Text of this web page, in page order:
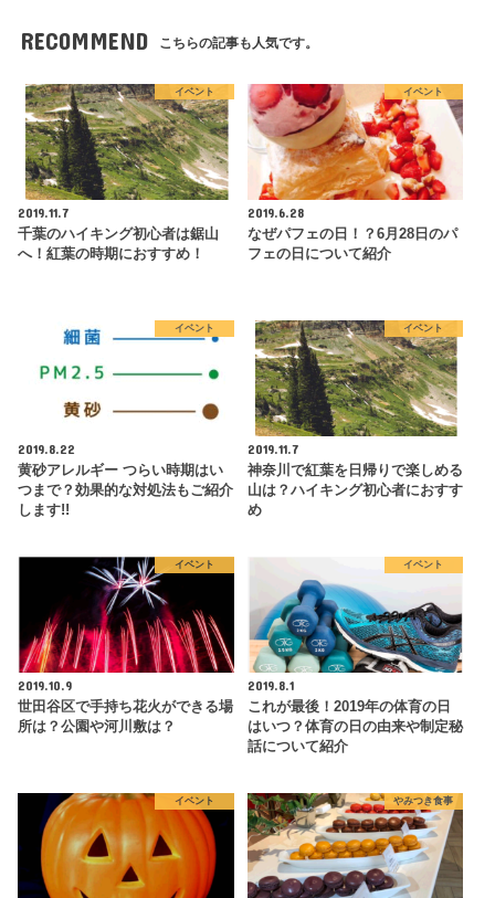
RECOMMEND こちらの記事も人気です。
イベント
2019.11.7
千葉のハイキング初心者は鋸山
へ！紅葉の時期におすすめ！
イベント
2019.6.28
なぜパフェの日！？6月28日のパ
フェの日について紹介
イベント
2019.8.22
黄砂アレルギー つらい時期はい
つまで？効果的な対処法もご紹介
します!!
イベント
2019.11.7
神奈川で紅葉を日帰りで楽しめる
山は？ハイキング初心者におすす
め
イベント
2019.10.9
世田谷区で手持ち花火ができる場
所は？公園や河川敷は？
イベント
2019.8.1
これが最後！2019年の体育の日
はいつ？体育の日の由来や制定秘
話について紹介
イベント やみつき食事